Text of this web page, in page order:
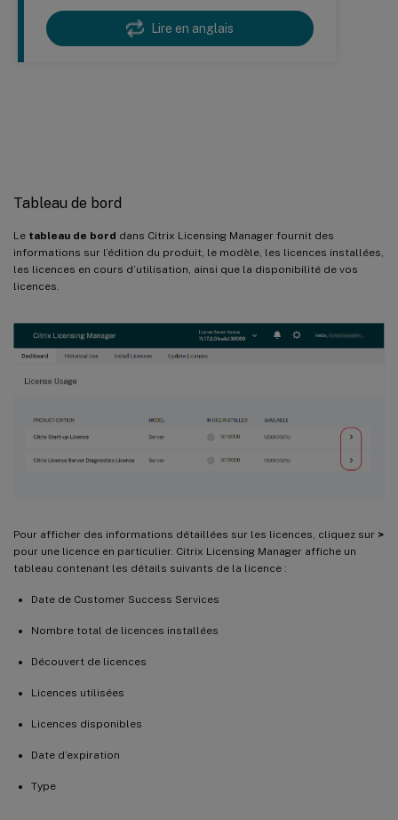
Lire en anglais
Tableau de bord
Le tableau de bord dans Citrix Licensing Manager fournit des
informations sur l’édition du produit, le modèle, les licences installées,
les licences en cours d’utilisation, ainsi que la disponibilité de vos
licences.
Pour afficher des informations détaillées sur les licences, cliquez sur >
pour une licence en particulier. Citrix Licensing Manager affiche un
tableau contenant les détails suivants de la licence :
Date de Customer Success Services
Nombre total de licences installées
Découvert de licences
Licences utilisées
Licences disponibles
Date d’expiration
Type